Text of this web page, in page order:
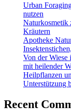
Urban
nutzen
Naturkosmetik
Kräutern
Apotheke
Von der
mit heilender
Heilpflanzen
Unterstützung
Recent